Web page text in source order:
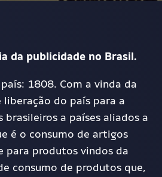
da publicidade no Brasil.
1808. Com a vinda da
do país para a
a países aliados a
é o consumo de artigos
para produtos vindos da
consumo de produtos que,